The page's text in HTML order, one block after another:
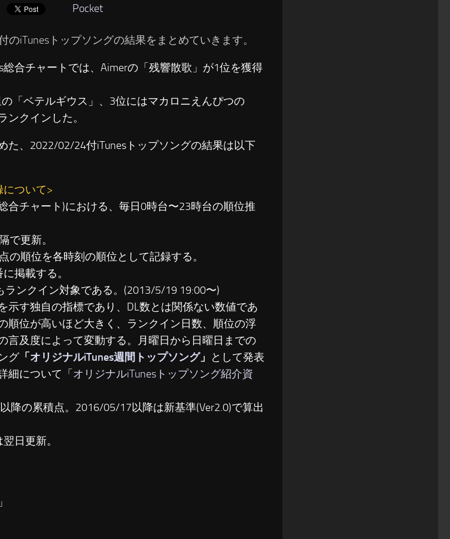
Pocket
のiTunesトップソングの結果をまとめていきます。
総合チャートでは、Aimerの「残響散歌」が1位を獲得
「ベテルギウス」、3位にはマカロニえんぴつの
ンクインした。
た、2022/02/24付iTunesトップソングの結果は以下
ついて>
合チャート)における、毎日0時台〜23時台の順位推
で更新。
順位を各時刻の順位として記録する。
掲載する。
ランクイン対象である。(2013/5/19 19:00〜)
示す独自の指標であり、DL数とは関係ない数値であ
順位が高いほど大きく、ランクイン日数、順位の浮
言及度によって変動する。月曜日から日曜日までの
グ「 オリジナルiTunes週間トップソング」 として発表
細について「 オリジナルiTunesトップソング紹介資
降の累積点。2016/05/17以降は新基準(Ver2.0)で算出
日更新。
」